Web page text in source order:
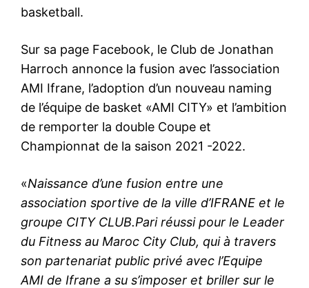
basketball.
Sur sa page Facebook, le Club de Jonathan
Harroch annonce la fusion avec l’association
AMI Ifrane, l’adoption d’un nouveau naming
de l’équipe de basket «AMI CITY» et l’ambition
de remporter la double Coupe et
Championnat de la saison 2021 -2022.
«Naissance d’une fusion entre une
association sportive de la ville d’IFRANE et le
groupe CITY CLUB.Pari réussi pour le Leader
du Fitness au Maroc City Club, qui à travers
son partenariat public privé avec l’Equipe
AMI de Ifrane a su s’imposer et briller sur le